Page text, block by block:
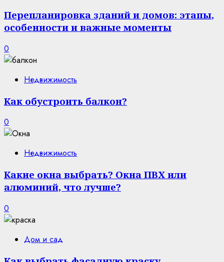
Перепланировка зданий и домов: этапы,
особенности и важные моменты
0
Недвижимость
Как обустроить балкон?
0
Недвижимость
Какие окна выбрать? Окна ПВХ или
алюминий, что лучше?
0
Дом и сад